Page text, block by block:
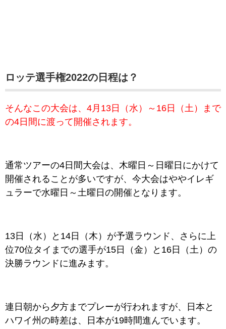
ロッテ選手権2022の日程は？
そんなこの大会は、4月13日（水）～16日（土）まで
の4日間に渡って開催されます。
通常ツアーの4日間大会は、木曜日～日曜日にかけて
開催されることが多いですが、今大会はややイレギ
ュラーで水曜日～土曜日の開催となります。
13日（水）と14日（木）が予選ラウンド、さらに上
位70位タイまでの選手が15日（金）と16日（土）の
決勝ラウンドに進みます。
連日朝から夕方までプレーが行われますが、日本と
ハワイ州の時差は、日本が19時間進んでいます。